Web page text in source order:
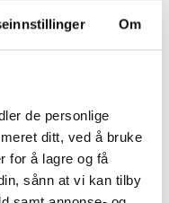
Om
de personlige
ditt, ved å bruke
for å lagre og få
sånn at vi kan tilby
closed.